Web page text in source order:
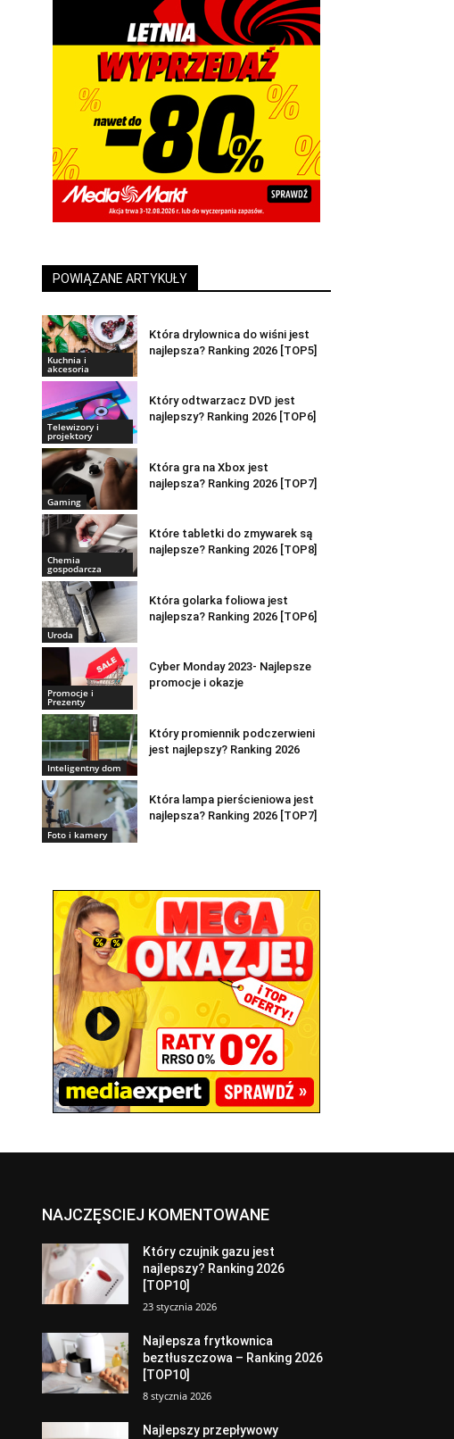
POWIĄZANE ARTYKUŁY
Kuchnia i
akcesoria
Która drylownica do wiśni jest
najlepsza? Ranking 2026 [TOP5]
Telewizory i
projektory
Który odtwarzacz DVD jest
najlepszy? Ranking 2026 [TOP6]
Gaming
Która gra na Xbox jest
najlepsza? Ranking 2026 [TOP7]
Chemia
gospodarcza
Które tabletki do zmywarek są
najlepsze? Ranking 2026 [TOP8]
Uroda
Która golarka foliowa jest
najlepsza? Ranking 2026 [TOP6]
Promocje i
Prezenty
Cyber Monday 2023- Najlepsze
promocje i okazje
Inteligentny dom
Który promiennik podczerwieni
jest najlepszy? Ranking 2026
Foto i kamery
Która lampa pierścieniowa jest
najlepsza? Ranking 2026 [TOP7]
NAJCZĘSCIEJ KOMENTOWANE
Który czujnik gazu jest
najlepszy? Ranking 2026
[TOP10]
23 stycznia 2026
Najlepsza frytkownica
beztłuszczowa – Ranking 2026
[TOP10]
8 stycznia 2026
Najlepszy przepływowy